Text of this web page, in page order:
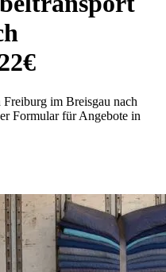
im Breisgau nach
Formular für Angebote in